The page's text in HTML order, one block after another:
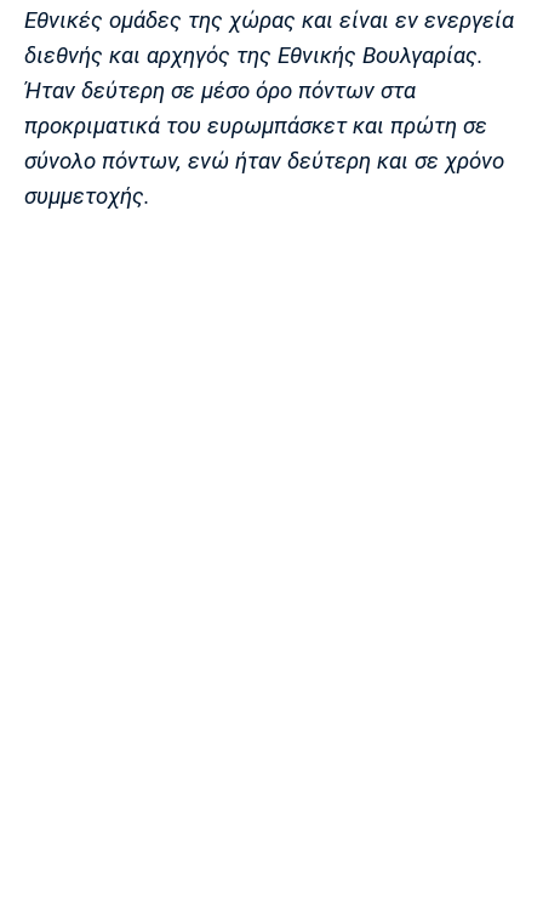
Μπορούσια
Ντόρτμουντ
Παρί Σεν
Ζερμέν
Εθνικές ομάδες της χώρας και είναι εν ενεργεία
διεθνής και αρχηγός της Εθνικής Βουλγαρίας.
Ήταν δεύτερη σε μέσο όρο πόντων στα
προκριματικά του ευρωμπάσκετ και πρώτη σε
σύνολο πόντων, ενώ ήταν δεύτερη και σε χρόνο
συμμετοχής.